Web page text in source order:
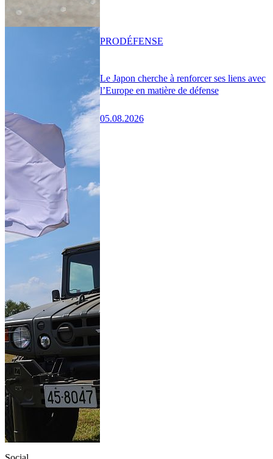
Le Japon cherche à renforcer ses liens avec
l’Europe en matière de défense
05.08.2026
PRODÉFENSE